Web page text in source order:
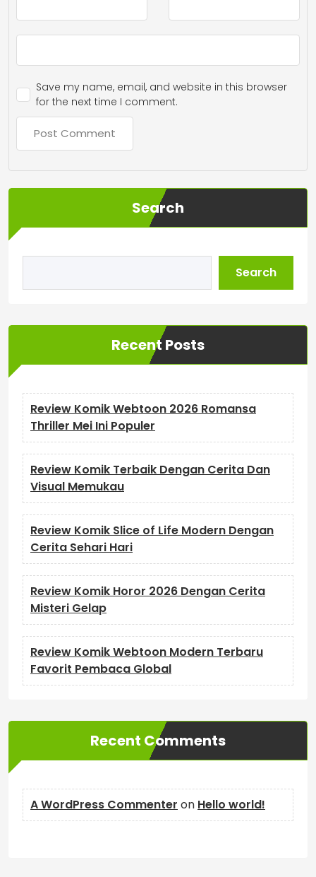
Save my name, email, and website in this browser
for the next time I comment.
Search
Search
Recent Posts
Review Komik Webtoon 2026 Romansa
Thriller Mei Ini Populer
Review Komik Terbaik Dengan Cerita Dan
Visual Memukau
Review Komik Slice of Life Modern Dengan
Cerita Sehari Hari
Review Komik Horor 2026 Dengan Cerita
Misteri Gelap
Review Komik Webtoon Modern Terbaru
Favorit Pembaca Global
Recent Comments
A WordPress Commenter on Hello world!